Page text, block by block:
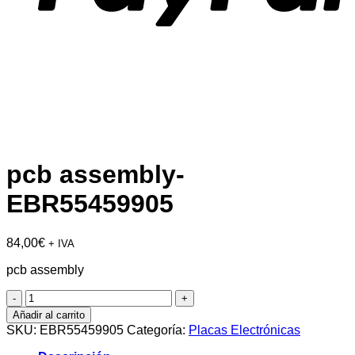
pcb assembly-
EBR55459905
84,00€ + IVA
pcb assembly
pcb
assembly-
EBR55459905
cantidad
Añadir al carrito
SKU: EBR55459905 Categoría: Placas Electrónicas